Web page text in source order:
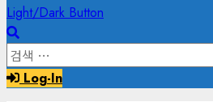
Light/Dark Button
검
색:Log-In